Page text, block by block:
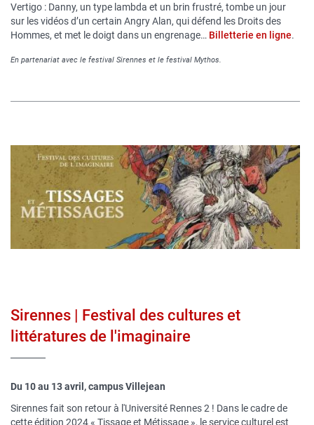
Vertigo : Danny, un type lambda et un brin frustré, tombe un jour
sur les vidéos d’un certain Angry Alan, qui défend les Droits des
Hommes, et met le doigt dans un engrenage… Billetterie en ligne.
En partenariat avec le festival Sirennes et le festival Mythos.
Image
publique
Sirennes | Festival des cultures et
littératures de l'imaginaire
Du 10 au 13 avril, campus Villejean
Sirennes fait son retour à l'Université Rennes 2 ! Dans le cadre de
cette édition 2024 « Tissage et Métissage », le service culturel est